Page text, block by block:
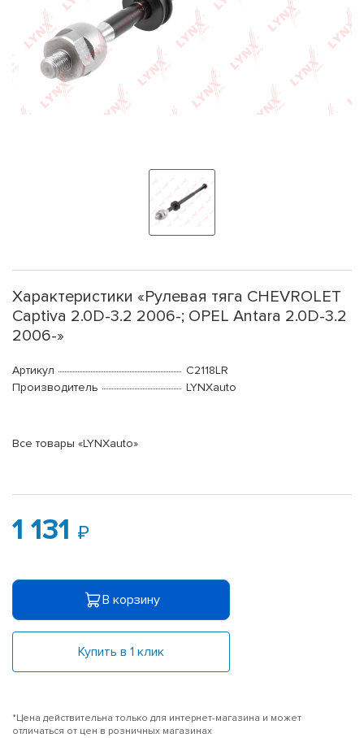
Характеристики «Рулевая тяга CHEVROLET
Captiva 2.0D-3.2 2006-; OPEL Antara 2.0D-3.2
2006-»
Артикул
C2118LR
Производитель
LYNXauto
Все товары «LYNXauto»
1 131
В корзину
Купить в 1 клик
*Цена действительна только для интернет-магазина и может
отличаться от цен в розничных магазинах